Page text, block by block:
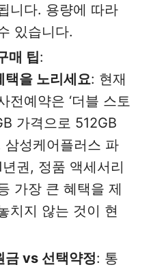
니다. 용량에 따라
있습니다.
매 팁:
택을 노리세요: 현재
전예약은 ‘더블 스토
가격으로 512GB
삼성케어플러스 파
권, 정품 액세서리
가장 큰 혜택을 제
치지 않는 것이 현
금 vs 선택약정: 통